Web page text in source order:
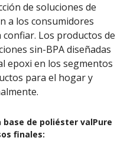
de soluciones de
a los consumidores
Los productos de
sin-BPA diseñadas
epoxi en los segmentos
para el hogar y
de poliéster valPure
finales: